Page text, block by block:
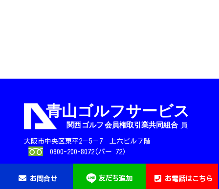
お問合せ 友だち追加 お電話はこちら
大阪市中央区東平2－5－7 上六ビル７階
0800-200-8072(パー 72)